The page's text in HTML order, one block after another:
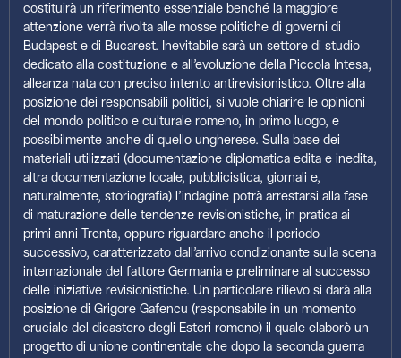
costituirà un riferimento essenziale benché la maggiore
attenzione verrà rivolta alle mosse politiche di governi di
Budapest e di Bucarest. Inevitabile sarà un settore di studio
dedicato alla costituzione e all’evoluzione della Piccola Intesa,
alleanza nata con preciso intento antirevisionistico. Oltre alla
posizione dei responsabili politici, si vuole chiarire le opinioni
del mondo politico e culturale romeno, in primo luogo, e
possibilmente anche di quello ungherese. Sulla base dei
materiali utilizzati (documentazione diplomatica edita e inedita,
altra documentazione locale, pubblicistica, giornali e,
naturalmente, storiografia) l’indagine potrà arrestarsi alla fase
di maturazione delle tendenze revisionistiche, in pratica ai
primi anni Trenta, oppure riguardare anche il periodo
successivo, caratterizzato dall’arrivo condizionante sulla scena
internazionale del fattore Germania e preliminare al successo
delle iniziative revisionistiche. Un particolare rilievo si darà alla
posizione di Grigore Gafencu (responsabile in un momento
cruciale del dicastero degli Esteri romeno) il quale elaborò un
progetto di unione continentale che dopo la seconda guerra